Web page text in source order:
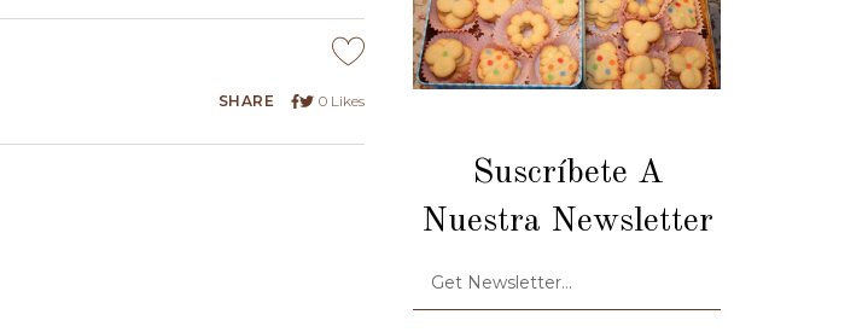
SHARE 0 Likes
Suscríbete A
Nuestra Newsletter